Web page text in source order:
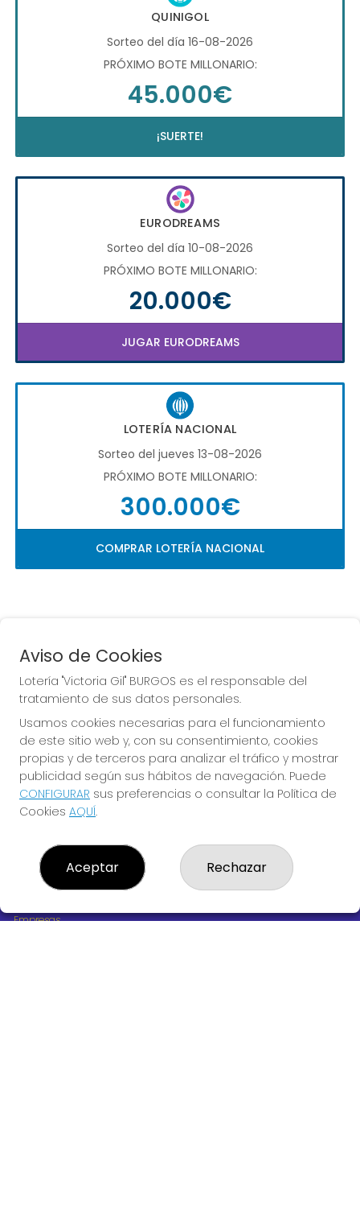
QUINIGOL
Sorteo del día 16-08-2026
PRÓXIMO BOTE MILLONARIO:
45.000€
¡SUERTE!
EURODREAMS
Sorteo del día 10-08-2026
PRÓXIMO BOTE MILLONARIO:
20.000€
JUGAR EURODREAMS
LOTERÍA NACIONAL
Sorteo del jueves 13-08-2026
PRÓXIMO BOTE MILLONARIO:
300.000€
COMPRAR LOTERÍA NACIONAL
La de la Antigua de
Gamonal
¿Quiénes somos?
Comprar lotería
Resultados
Empresas
Aviso de Cookies
Lotería "Victoria Gil" BURGOS es el responsable del
tratamiento de sus datos personales.
Usamos cookies necesarias para el funcionamiento
de este sitio web y, con su consentimiento, cookies
propias y de terceros para analizar el tráfico y mostrar
publicidad según sus hábitos de navegación. Puede
CONFIGURAR sus preferencias o consultar la Política de
Cookies AQUÍ.
Aceptar Rechazar